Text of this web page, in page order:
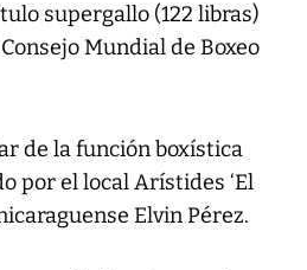
supergallo (122 libras)
Mundial de Boxeo
de la función boxística
por el local Arístides ‘El
Elvin Pérez.